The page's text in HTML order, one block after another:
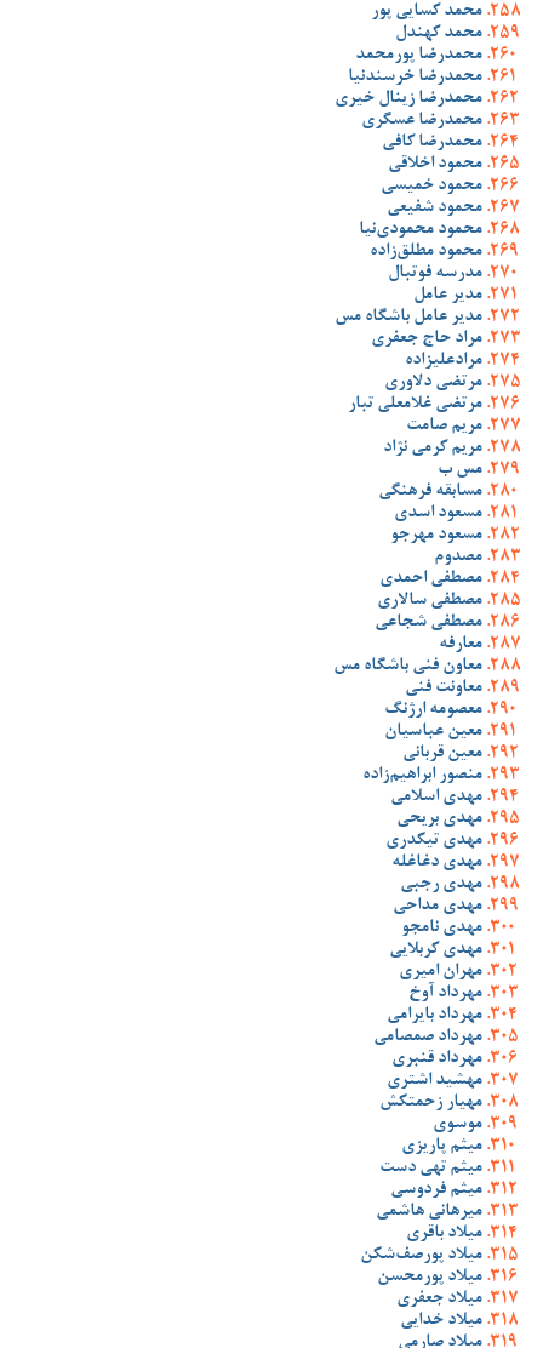
محمد کسایی پور
محمد کهندل
محمدرضا پورمحمد
محمدرضا خرسندنیا
محمدرضا زینال خیری
محمدرضا عسگری
محمدرضا کافی
محمود اخلاقی
محمود خمیسی
محمود شفیعی
محمود محمودی‌نیا
محمود مطلق‌زاده
مدرسه فوتبال
مدیر عامل
مدیر عامل باشگاه مس
مراد حاج جعفری
مرادعلیزاده
مرتضی دلاوری
مرتضی غلامعلی تبار
مریم صامت
مریم کرمی نژاد
مس ب
مسابقه فرهنگی
مسعود اسدی
مسعود مهرجو
مصدوم
مصطفی احمدی
مصطفی سالاری
مصطفی شجاعی
معارفه
معاون فنی باشگاه مس
معاونت فنی
معصومه ارژنگ
معین عباسیان
معین قربانی
منصور ابراهیم‌زاده
مهدی اسلامی
مهدی بریحی
مهدی تیکدری
مهدی دغاغله
مهدی رجبی
مهدی مداحی
مهدی نامجو
مهدی کربلایی
مهران امیری
مهرداد آوخ
مهرداد بایرامی
مهرداد صمصامی
مهرداد قنبری
مهشید اشتری
مهیار زحمتکش
موسوی
میثم پاریزی
میثم تهی دست
میثم فردوسی
میرهانی هاشمی
میلاد باقری
میلاد پورصف‌شکن
میلاد پورمحسن
میلاد جعفری
میلاد خدایی
میلاد صارمی